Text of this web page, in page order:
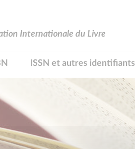
Internationale du Livre
ISSN et autres identifiants